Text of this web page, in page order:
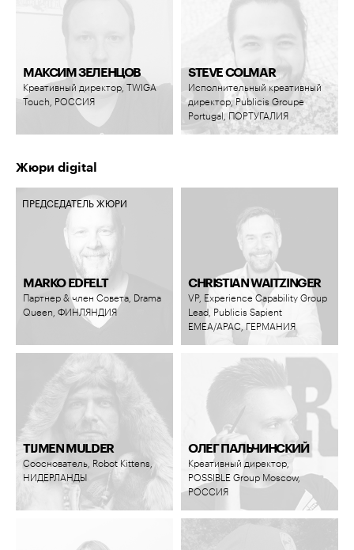
МАКСИМ ЗЕЛЕНЦОВ
Креативный директор, TWIGA
Touch, РОССИЯ
STEVE COLMAR
Исполнительный креативный
директор, Publicis Groupe
Portugal, ПОРТУГАЛИЯ
Жюри digital
ПРЕДСЕДАТЕЛЬ ЖЮРИ
MARKO EDFELT
Партнер & член Совета, Drama
Queen, ФИНЛЯНДИЯ
CHRISTIAN WAITZINGER
VP, Experience Capability Group
Lead, Publicis Sapient
EMEA/APAC, ГЕРМАНИЯ
TIJMEN MULDER
Сооснователь, Robot Kittens,
НИДЕРЛАНДЫ
ОЛЕГ ПАЛЬЧИНСКИЙ
Креативный директор,
POSSIBLE Group Moscow,
РОССИЯ